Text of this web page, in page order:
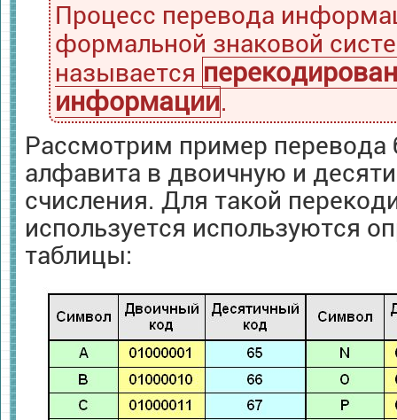
Процесс перевода
формальной знаковой
называется
информации.
Рассмотрим пример перевода
алфавита в двоичную и
счисления. Для такой
используется используются
таблицы: